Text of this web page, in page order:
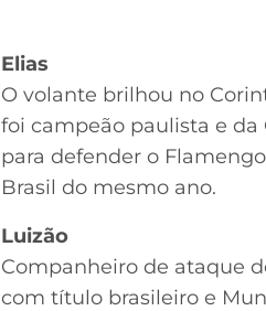
Elias
O volante brilhou no
foi campeão paulista e da
para defender o
Brasil do mesmo ano.
Luizão
Companheiro de ataque
com título brasileiro e